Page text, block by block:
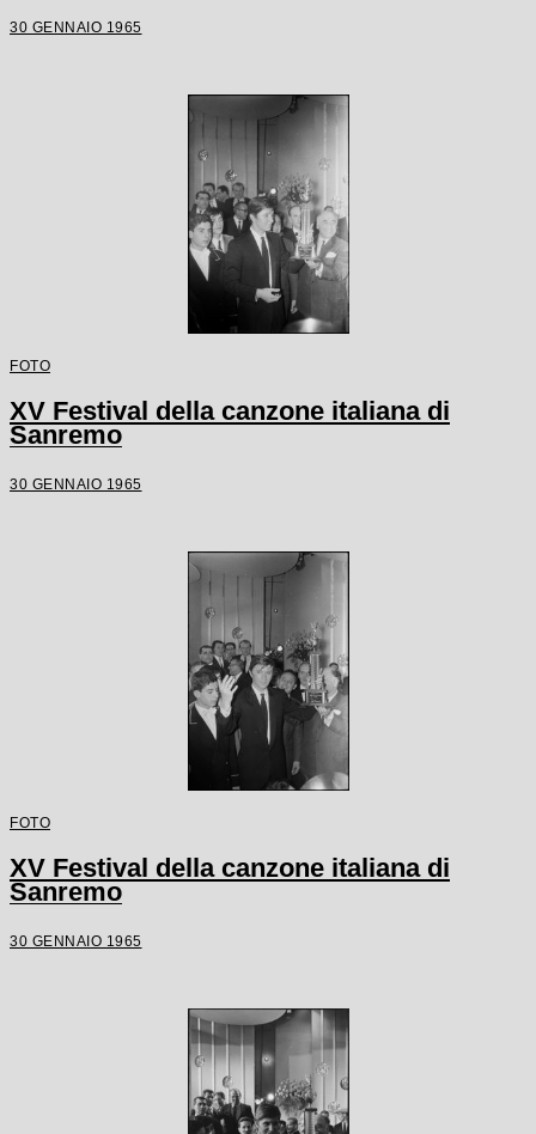
30 GENNAIO 1965
FOTO
XV Festival della canzone italiana di
Sanremo
30 GENNAIO 1965
FOTO
XV Festival della canzone italiana di
Sanremo
30 GENNAIO 1965